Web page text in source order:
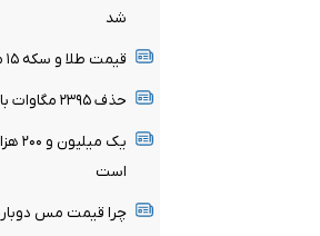
شد
قیمت طلا و سکه ۱۵ مرداد اعلام شد
حذف ۲۳۹۵ مگاوات بار پنهان از شبکه برق
یک
است
چرا قیمت مس دوباره وارد